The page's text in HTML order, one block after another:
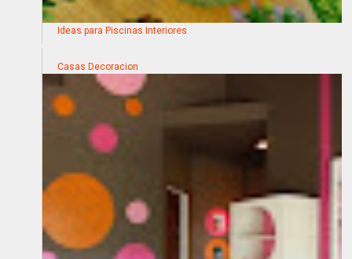
Ideas para Piscinas Interiores
Casas Decoracion